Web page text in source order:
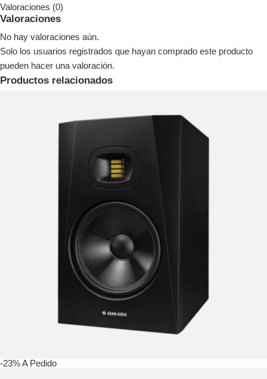
Valoraciones (0)
Valoraciones
No hay valoraciones aún.
Solo los usuarios registrados que hayan comprado este producto
pueden hacer una valoración.
Productos relacionados
-23%A Pedido